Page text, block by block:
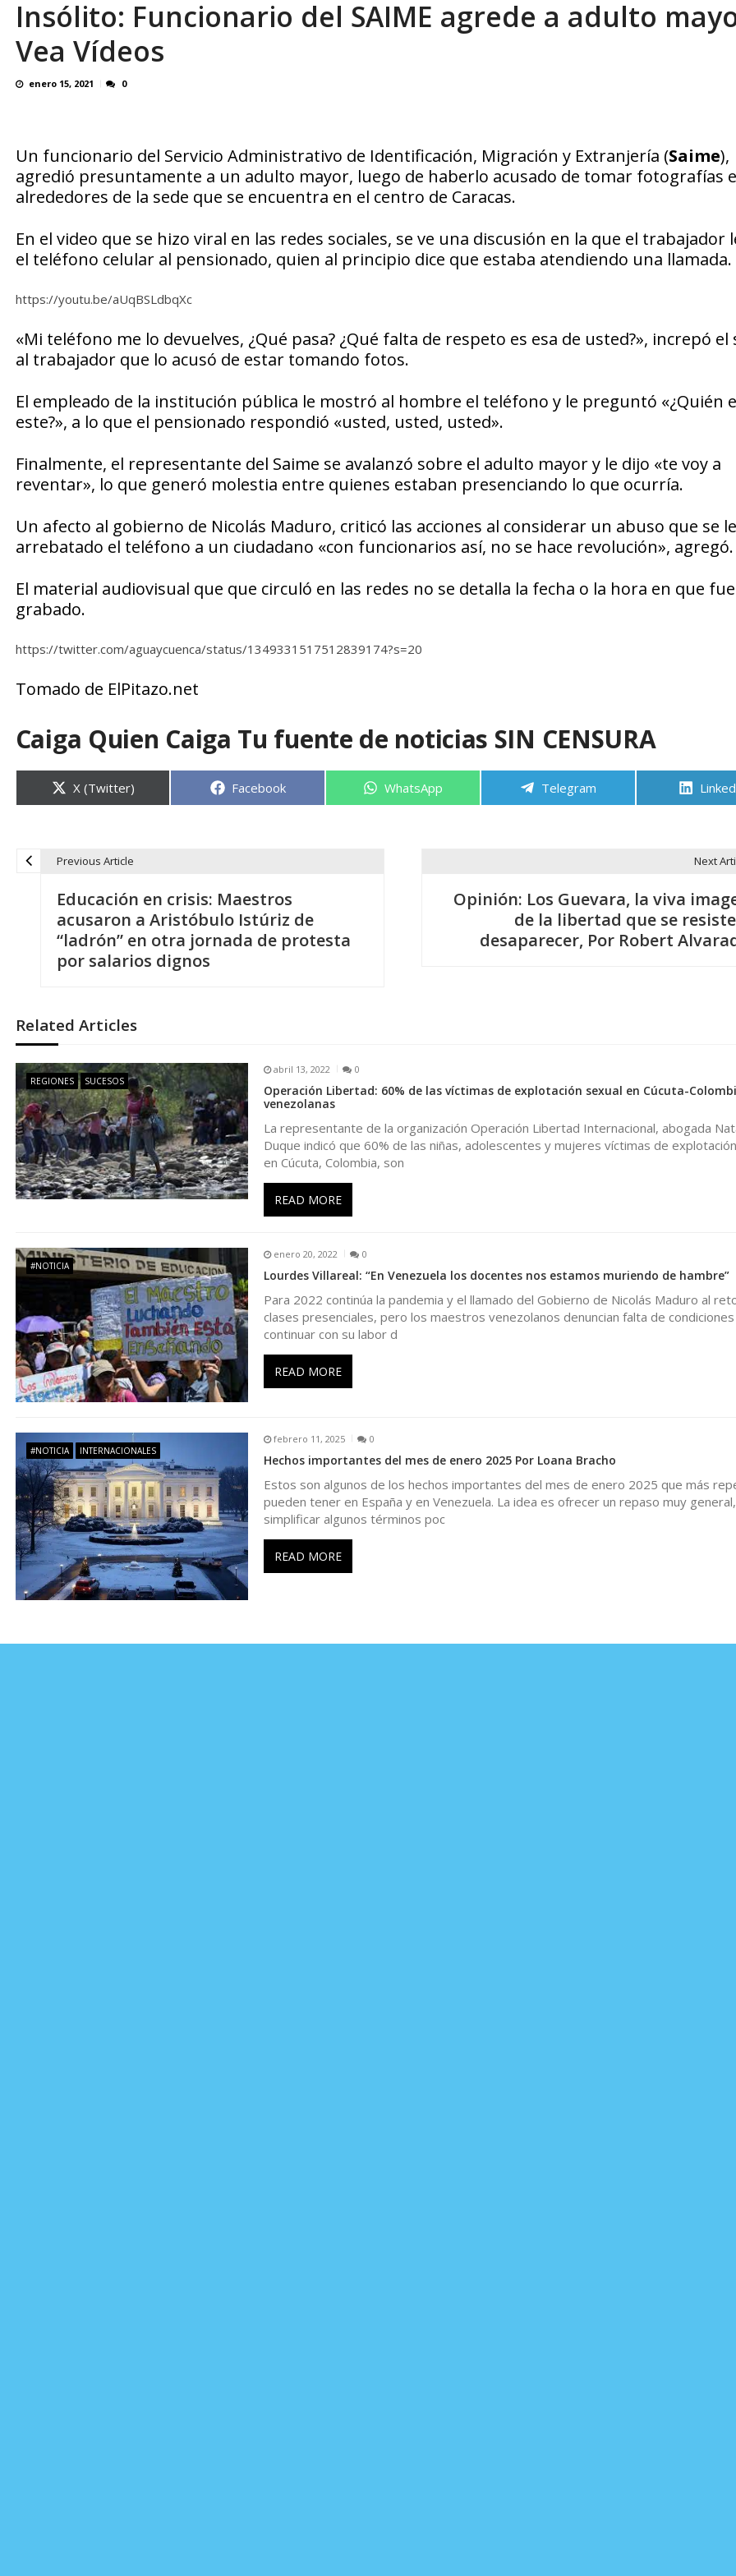
El último que apague la luz: 17 años de excusas, apagones y promesas incumplidas... AGOSTO 6, 2026
Insólito: Funcionario del SAIME agrede a adulto
Vea Vídeos
enero 15, 2021 0
Un funcionario del Servicio Administrativo de Identificación, Migración y Extranjería (Saime),
agredió presuntamente a un adulto mayor, luego de haberlo acusado de tomar fotografías
alrededores de la sede que se encuentra en el centro de Caracas.
En el video que se hizo viral en las redes sociales, se ve una discusión en la que el trabajador
el teléfono celular al pensionado, quien al principio dice que estaba atendiendo una llamada.
https://youtu.be/aUqBSLdbqXc
«Mi teléfono me lo devuelves, ¿Qué pasa? ¿Qué falta de respeto es esa de usted?», increpó el
al trabajador que lo acusó de estar tomando fotos.
El empleado de la institución pública le mostró al hombre el teléfono y le preguntó «¿Quién
este?», a lo que el pensionado respondió «usted, usted, usted».
Finalmente, el representante del Saime se avalanzó sobre el adulto mayor y le dijo «te voy a
reventar», lo que generó molestia entre quienes estaban presenciando lo que ocurría.
Un afecto al gobierno de Nicolás Maduro, criticó las acciones al considerar un abuso que se
arrebatado el teléfono a un ciudadano «con funcionarios así, no se hace revolución», agregó.
El material audiovisual que que circuló en las redes no se detalla la fecha o la hora en que fue
grabado.
https://twitter.com/aguaycuenca/status/1349331517512839174?s=20
Tomado de ElPitazo.net
Caiga Quien Caiga Tu fuente de noticias SIN CENSURA
Compartir
en
X (Twitter) Compartir
Facebook Compartir
WhatsApp Compartir
Telegram
g
a
c
i
ó
n
e
e
n
t
r
a
d
Previous Article
Educación en crisis: Maestros
acusaron a Aristóbulo Istúriz de
“ladrón” en otra jornada de protesta
por salarios dignos
Next
Opinión: Los Guevara, la viva
de la libertad que se
desaparecer, Por Robert
Related Articles
REGIONES SUCESOS
abril 13, 2022 0
Operación Libertad: 60% de las víctimas de explotación sexual en Cúcuta-
venezolanas
La representante de la organización Operación Libertad Internacional, abogada
Duque indicó que 60% de las niñas, adolescentes y mujeres víctimas de
en Cúcuta, Colombia, son
READ MORE
#NOTICIA
enero 20, 2022 0
Lourdes Villareal: “En Venezuela los docentes nos estamos muriendo de hambre”
Para 2022 continúa la pandemia y el llamado del Gobierno de Nicolás Maduro al
clases presenciales, pero los maestros venezolanos denuncian falta de
continuar con su labor d
READ MORE
#NOTICIA INTERNACIONALES
febrero 11, 2025 0
Hechos importantes del mes de enero 2025 Por Loana Bracho
Estos son algunos de los hechos importantes del mes de enero 2025 que más
pueden tener en España y en Venezuela. La idea es ofrecer un repaso muy general,
simplificar algunos términos poc
READ MORE